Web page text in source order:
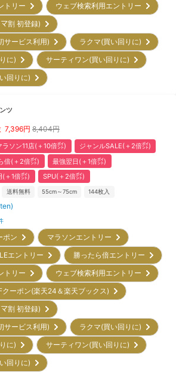
トリー
ウェブ検索利用エントリー
マ割 初登録)
サービス利用)
ラクマ(買い回りに)
りに)
サーティワン(買い回りに)
い回りに)
ツ
7,396円 8,404円
ラソン11店(＋10倍㌽)
ジャンルSALE(＋2倍㌽)
倍(＋2倍㌽)
最強翌日(＋1倍㌽)
(＋1倍㌽)
SPU(＋2倍㌽)
送料無料 55cm～75cm 144枚入
ポン
マラソンエントリー
エントリー
勝ったら倍エントリー
トリー
ウェブ検索利用エントリー
クーポン(楽天24＆楽天ブックス)
マ割 初登録)
サービス利用)
ラクマ(買い回りに)
りに)
サーティワン(買い回りに)
い回りに)